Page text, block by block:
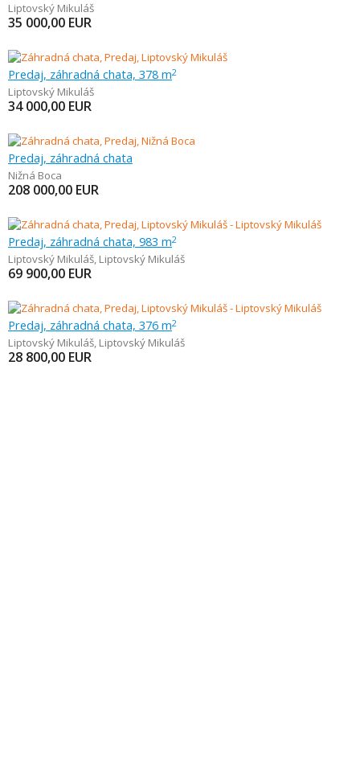
Liptovský Mikuláš
35 000,00 EUR
Predaj, záhradná chata, 378 m2
Liptovský Mikuláš
34 000,00 EUR
Predaj, záhradná chata
Nižná Boca
208 000,00 EUR
Predaj, záhradná chata, 983 m2
Liptovský Mikuláš, Liptovský Mikuláš
69 900,00 EUR
Predaj, záhradná chata, 376 m2
Liptovský Mikuláš, Liptovský Mikuláš
28 800,00 EUR